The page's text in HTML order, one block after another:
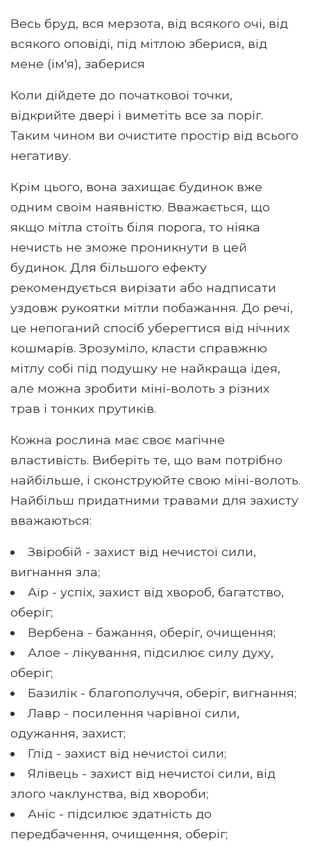
Весь бруд, вся мерзота, від всякого очі, від
всякого оповіді, під мітлою зберися, від
мене (ім'я), заберися
Коли дійдете до початкової точки,
відкрийте двері і виметіть все за поріг.
Таким чином ви очистите простір від всього
негативу.
Крім цього, вона захищає будинок вже
одним своїм наявністю. Вважається, що
якщо мітла стоїть біля порога, то ніяка
нечисть не зможе проникнути в цей
будинок. Для більшого ефекту
рекомендується вирізати або надписати
уздовж рукоятки мітли побажання. До речі,
це непоганий спосіб уберегтися від нічних
кошмарів. Зрозуміло, класти справжню
мітлу собі під подушку не найкраща ідея,
але можна зробити міні-волоть з різних
трав і тонких прутиків.
Кожна рослина має своє магічне
властивість. Виберіть те, що вам потрібно
найбільше, і сконструюйте свою міні-волоть.
Найбільш придатними травами для захисту
вважаються:
Звіробій - захист від нечистої сили,
вигнання зла;
Аїр - успіх, захист від хвороб, багатство,
оберіг;
Вербена - бажання, оберіг, очищення;
Алое - лікування, підсилює силу духу,
оберіг;
Базилік - благополуччя, оберіг, вигнання;
Лавр - посилення чарівної сили,
одужання, захист;
Глід - захист від нечистої сили;
Ялівець - захист від нечистої сили, від
злого чаклунства, від хвороби;
Аніс - підсилює здатність до
передбачення, очищення, оберіг;